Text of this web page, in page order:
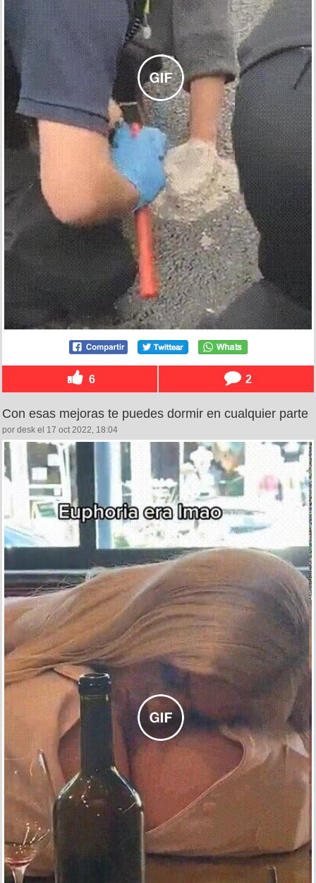
6 2
Con esas mejoras te puedes dormir en cualquier parte
por desk el 17 oct 2022, 18:04